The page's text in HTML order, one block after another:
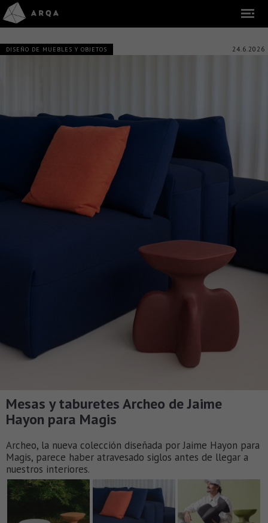
DISEÑO DE MUEBLES Y OBJETOS 24.6.2026
Mesas y taburetes Archeo de Jaime
Hayon para Magis
Archeo, la nueva colección diseñada por Jaime Hayon para
Magis, parece haber atravesado siglos antes de llegar a
nuestros interiores.